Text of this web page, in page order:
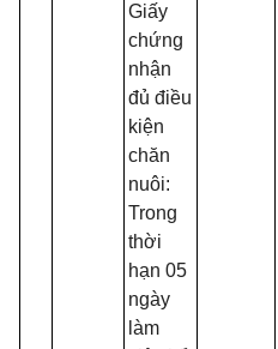
Giấy
chứng
nhận
đủ điều
kiện
chăn
nuôi:
Trong
thời
hạn 05
ngày
làm